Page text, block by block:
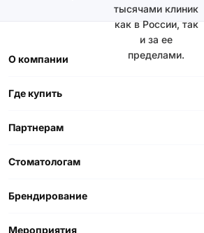
тысячами клиник
как в России, так
и за ее
пределами.
О компании
Где купить
Партнерам
Стоматологам
Брендирование
Мероприятия